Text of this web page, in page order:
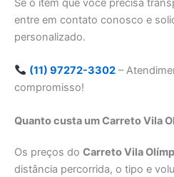
entre em contato conosco e
personalizado.
(11) 97272-3302–
compromisso!
Quanto custa um Carreto Vila
Os preços do Carreto Vila
distância percorrida, o tipo e